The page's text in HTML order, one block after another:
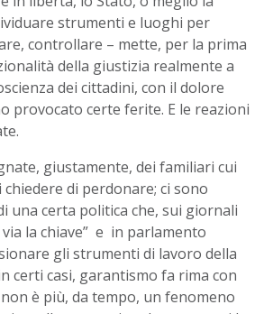
strumenti e luoghi per
controllare – mette, per la prima
della giustizia realmente a
dei cittadini, con il dolore
provocato certe ferite. E le reazioni
giustamente, dei familiari cui
di perdonare; ci sono
una certa politica che, sui giornali
la chiave” e in parlamento
gli strumenti di lavoro della
certi casi, garantismo fa rima con
è più, da tempo, un fenomeno